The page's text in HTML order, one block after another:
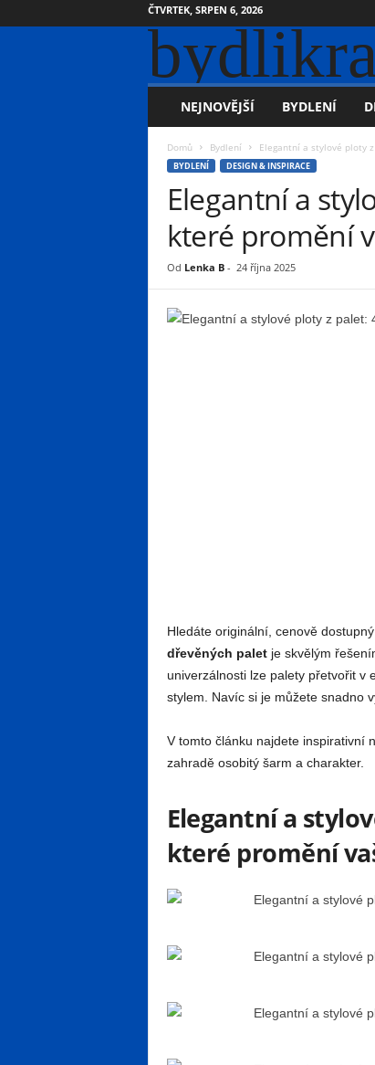
ČTVRTEK, SRPEN 6, 2026
NEJNOVĚJŠÍ BYDLENÍ
Domů Bydlení Elegantní a stylové ploty
BYDLENÍ DESIGN & INSPIRACE
Elegantní a
které promění
Od Lenka B- 24 října 2025
Hledáte originální, cenově
dřevěných paletje skvělým
univerzálnosti lze palety přetvořit v
stylem. Navíc si je můžete snadno
V tomto článku najdete inspirativní
zahradě osobitý šarm a charakter.
Elegantní a
které promění